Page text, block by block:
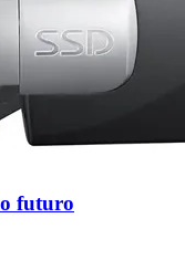
futuro